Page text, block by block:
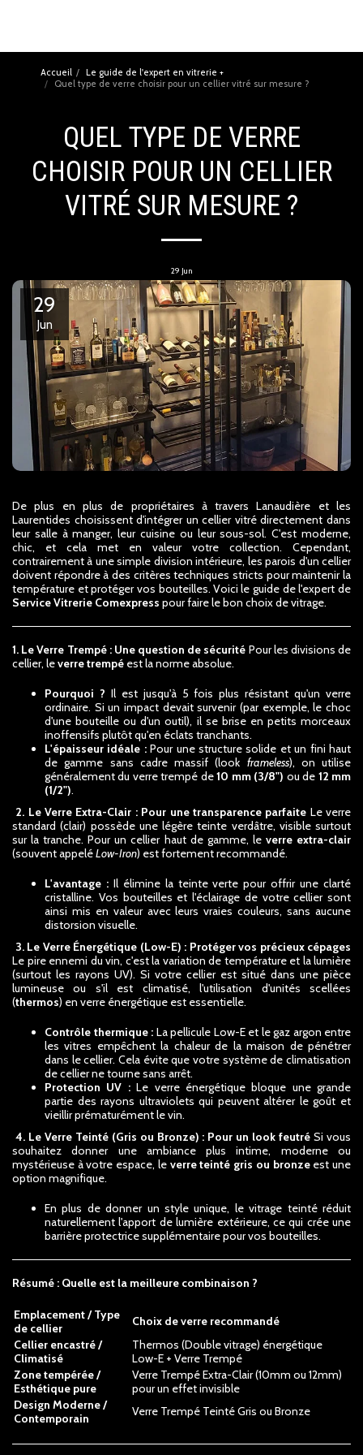
Accueil
Le guide de l'expert en vitrerie +
Quel type de verre choisir pour un cellier vitré sur mesure ?
QUEL TYPE DE VERRE
CHOISIR POUR UN CELLIER
VITRÉ SUR MESURE ?
29 Jun
29
Jun
De plus en plus de propriétaires à travers Lanaudière et les
Laurentides choisissent d'intégrer un cellier vitré directement dans
leur salle à manger, leur cuisine ou leur sous-sol. C'est moderne,
chic, et cela met en valeur votre collection. Cependant,
contrairement à une simple division intérieure, les parois d'un cellier
doivent répondre à des critères techniques stricts pour maintenir la
température et protéger vos bouteilles. Voici le guide de l'expert de
Service Vitrerie Comexpress pour faire le bon choix de vitrage.
1. Le Verre Trempé : Une question de sécurité Pour les divisions de
cellier, leverre trempé est la norme absolue.
Pourquoi ? Il est jusqu'à 5 fois plus résistant qu'un verre
ordinaire. Si un impact devait survenir (par exemple, le choc
d'une bouteille ou d'un outil), il se brise en petits morceaux
inoffensifs plutôt qu'en éclats tranchants.
L'épaisseur idéale :Pour une structure solide et un fini haut
de gamme sans cadre massif (look frameless), on utilise
généralement du verre trempé de10 mm (3/8") ou de 12 mm
(1/2").
2. Le Verre Extra-Clair : Pour une transparence parfaite Le verre
standard (clair) possède une légère teinte verdâtre, visible surtout
sur la tranche. Pour un cellier haut de gamme, le verre extra-clair
(souvent appeléLow-Iron) est fortement recommandé.
L'avantage :Il élimine la teinte verte pour offrir une clarté
cristalline. Vos bouteilles et l'éclairage de votre cellier sont
ainsi mis en valeur avec leurs vraies couleurs, sans aucune
distorsion visuelle.
3. Le Verre Énergétique (Low-E) : Protéger vos précieux cépages
Le pire ennemi du vin, c'est la variation de température et la lumière
(surtout les rayons UV). Si votre cellier est situé dans une pièce
lumineuse ou s'il est climatisé, l'utilisation d'unités scellées
(thermos) en verre énergétique est essentielle.
Contrôle thermique : La pellicule Low-E et le gaz argon entre
les vitres empêchent la chaleur de la maison de pénétrer
dans le cellier. Cela évite que votre système de climatisation
de cellier ne tourne sans arrêt.
Protection UV :Le verre énergétique bloque une grande
partie des rayons ultraviolets qui peuvent altérer le goût et
vieillir prématurément le vin.
4. Le Verre Teinté (Gris ou Bronze) : Pour un look feutré Si vous
souhaitez donner une ambiance plus intime, moderne ou
mystérieuse à votre espace, le verre teinté gris ou bronzeest une
option magnifique.
En plus de donner un style unique, le vitrage teinté réduit
naturellement l'apport de lumière extérieure, ce qui crée une
barrière protectrice supplémentaire pour vos bouteilles.
Résumé : Quelle est la meilleure combinaison ?
Emplacement / Type
de cellier
Choix de verre recommandé
Cellier encastré /
Climatisé
Thermos (Double vitrage) énergétique
Low-E + Verre Trempé
Zone tempérée /
Esthétique pure
Verre Trempé Extra-Clair (10mm ou 12mm)
pour un effet invisible
Design Moderne /
Contemporain
Verre Trempé Teinté Gris ou Bronze